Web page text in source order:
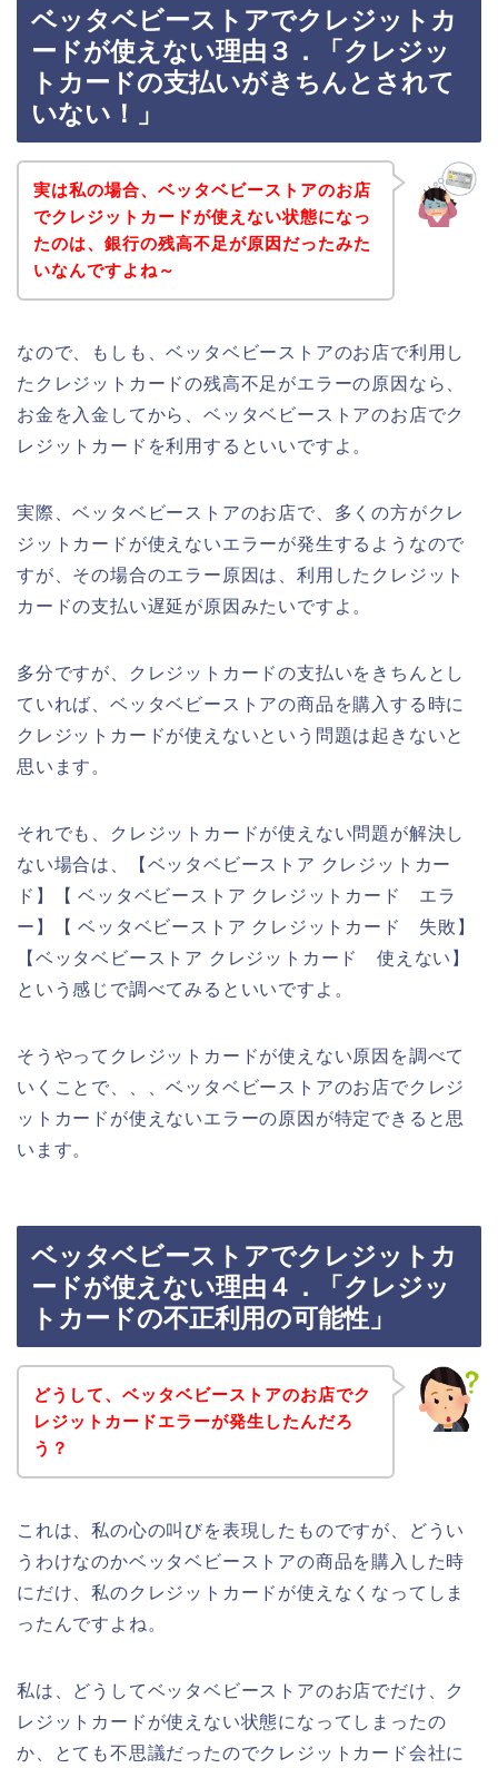
ベッタベビーストアでクレジットカ
ードが使えない理由３．「クレジッ
トカードの支払いがきちんとされて
いない！」
実は私の場合、ベッタベビーストアのお店
でクレジットカードが使えない状態になっ
たのは、銀行の残高不足が原因だったみた
いなんですよね～
なので、もしも、ベッタベビーストアのお店で利用し
たクレジットカードの残高不足がエラーの原因なら、
お金を入金してから、ベッタベビーストアのお店でク
レジットカードを利用するといいですよ。
実際、ベッタベビーストアのお店で、多くの方がクレ
ジットカードが使えないエラーが発生するようなので
すが、その場合のエラー原因は、利用したクレジット
カードの支払い遅延が原因みたいですよ。
多分ですが、クレジットカードの支払いをきちんとし
ていれば、ベッタベビーストアの商品を購入する時に
クレジットカードが使えないという問題は起きないと
思います。
それでも、クレジットカードが使えない問題が解決し
ない場合は、【ベッタベビーストア クレジットカー
ド】【 ベッタベビーストア クレジットカード エラ
ー】【 ベッタベビーストア クレジットカード 失敗】
【ベッタベビーストア クレジットカード 使えない】
という感じで調べてみるといいですよ。
そうやってクレジットカードが使えない原因を調べて
いくことで、、、ベッタベビーストアのお店でクレジ
ットカードが使えないエラーの原因が特定できると思
います。
ベッタベビーストアでクレジットカ
ードが使えない理由４．「クレジッ
トカードの不正利用の可能性」
どうして、ベッタベビーストアのお店でク
レジットカードエラーが発生したんだろ
う？
これは、私の心の叫びを表現したものですが、どうい
うわけなのかベッタベビーストアの商品を購入した時
にだけ、私のクレジットカードが使えなくなってしま
ったんですよね。
私は、どうしてベッタベビーストアのお店でだけ、ク
レジットカードが使えない状態になってしまったの
か、とても不思議だったのでクレジットカード会社に